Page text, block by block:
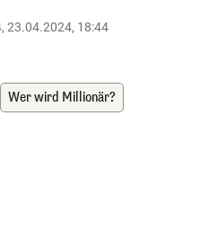
23.04.2024, 18:44
Wer wird Millionär?